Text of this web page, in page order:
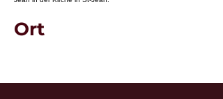
Ort